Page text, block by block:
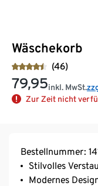
Wäschekorb
(46)
79,95inkl. MwSt.
Zur Zeit nicht
Bestellnummer:
Stilvolles
Modernes